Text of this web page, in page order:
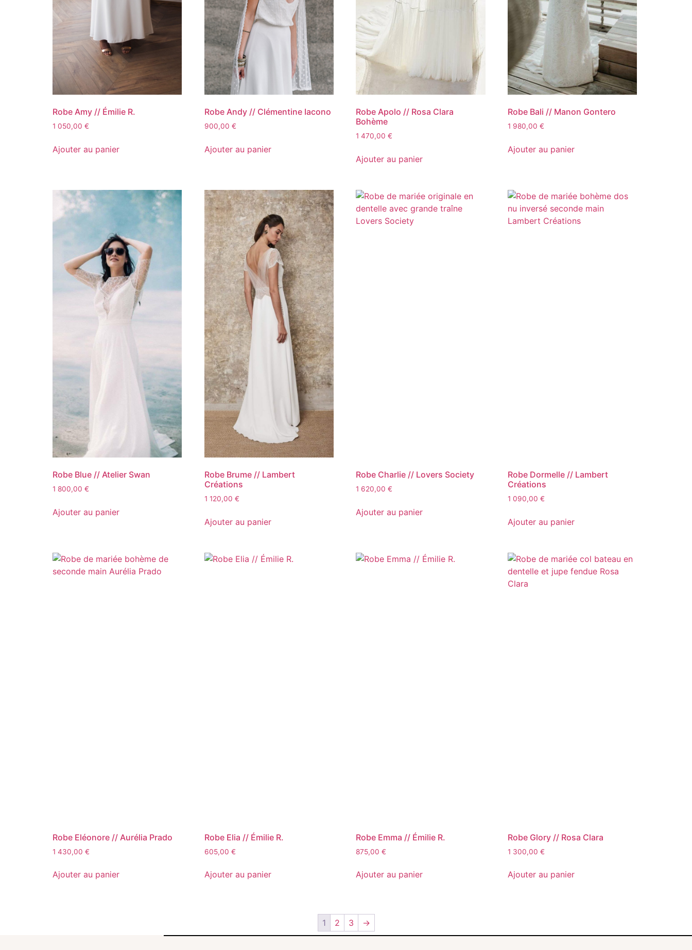
Robe Amy // Émilie R.
1 050,00 €
Ajouter au panier
Robe Andy // Clémentine Iacono
900,00 €
Ajouter au panier
Robe Apolo // Rosa Clara
Bohème
1 470,00€
Ajouter au panier
Robe Bali // Manon Gontero
1 980,00€
Ajouter au panier
Robe Blue // Atelier Swan
1 800,00 €
Ajouter au panier
Robe Brume // Lambert
Créations
1 120,00 €
Ajouter au panier
Robe Charlie // Lovers Society
1 620,00€
Ajouter au panier
Robe Dormelle // Lambert
Créations
1 090,00€
Ajouter au panier
Robe Eléonore // Aurélia Prado
1 430,00 €
Ajouter au panier
Robe Elia // Émilie R.
605,00 €
Ajouter au panier
Robe Emma // Émilie R.
875,00€
Ajouter au panier
Robe Glory // Rosa Clara
1 300,00€
Ajouter au panier
1 2 3 →